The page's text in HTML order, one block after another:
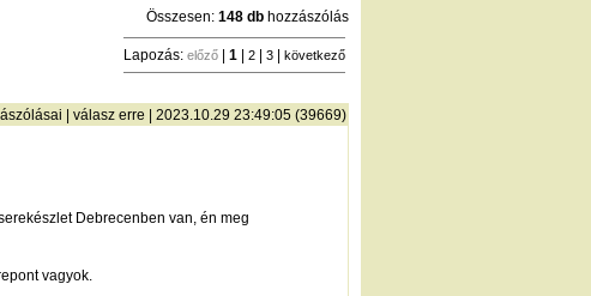
Összesen: 148 db hozzászólás
Lapozás: előző | 1 | 2 | 3 | következő
| válasz erre | 2023.10.29 23:49:05 (39669)
Debrecenben van, én meg
vagyok.